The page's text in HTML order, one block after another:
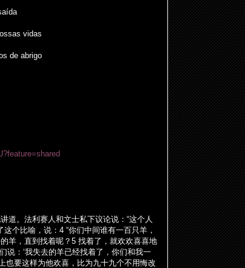
vidas
de abrigo
讲道。法利赛 人和文士私下议论说 ： “这个人
这个比喻 ， 说 ： 4 “你们中间谁有一百只羊，
羊，直到找着呢？ 5 找着了，就欢欢喜喜地
们说 ： ‘我失去的羊已经找着了，你们和我一
也要这样为他欢喜，比为九十九个不用悔改